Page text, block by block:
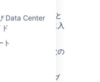
Data Center
ト
上部にある、
えを選択すること
バイルビューに入
デバイスでは、次の
ード、ページ、ブ